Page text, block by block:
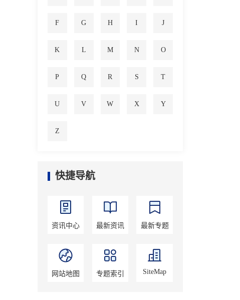
F G H I J
K L M N O
P Q R S T
U V W X Y
Z
快捷导航
资讯中心 最新资讯 最新专题
网站地图 专题索引 SiteMap